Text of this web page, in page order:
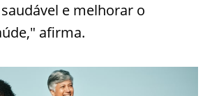
e melhorar o
afirma.